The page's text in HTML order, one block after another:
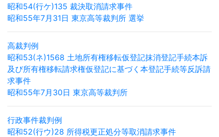
昭和54(行ケ)135 裁決取消請求事件
昭和55年7月31日 東京高等裁判所 選挙
高裁判例
昭和53(ネ)1568 土地所有権移転仮登記抹消登記手続本訴
及び所有権移転請求権仮登記に基づく本登記手続等反訴請
求事件
昭和55年7月30日 東京高等裁判所
行政事件裁判例
昭和52(行ウ)28 所得税更正処分等取消請求事件